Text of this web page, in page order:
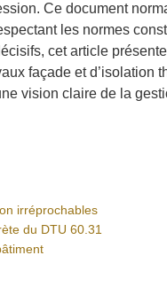
Ce document
les normes
cet article
façade et
vision claire de la
irréprochables
du DTU 60.31